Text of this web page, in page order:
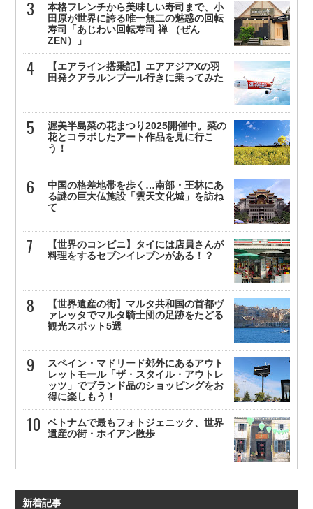
本格フレンチから美味しい寿司まで、小
田原が世界に誇る唯一無二の魅惑の回転
寿司「あじわい回転寿司 禅 （ぜん
ZEN）」
【エアライン搭乗記】エアアジアXの羽
田発クアラルンプール行きに乗ってみた
渥美半島菜の花まつり2025開催中。菜の
花とコラボしたアート作品を見に行こ
う！
中国の格差地帯を歩く…南部・王林にあ
る謎の巨大仏施設「雲天文化城」を訪ね
て
【世界のコンビニ】タイには店員さんが
料理をするセブンイレブンがある！？
【世界遺産の街】マルタ共和国の首都ヴ
ァレッタでマルタ騎士団の足跡をたどる
観光スポット5選
スペイン・マドリード郊外にあるアウト
レットモール「ザ・スタイル・アウトレ
ッツ」でブランド品のショッピングをお
得に楽しもう！
ベトナムで最もフォトジェニック、世界
遺産の街・ホイアン散歩
新着記事